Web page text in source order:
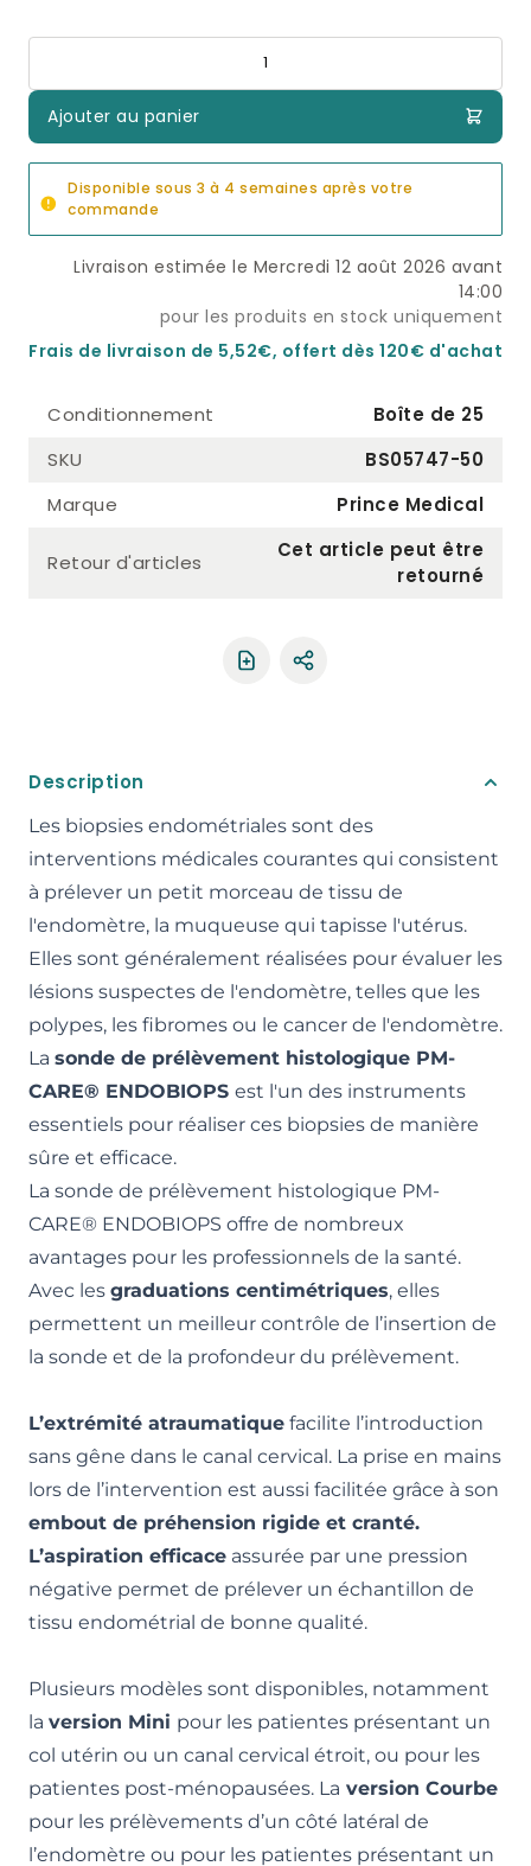
Ajouter au panier
Disponible sous 3 à 4 semaines après votre
commande
Livraison estimée le Mercredi 12 août 2026 avant
14:00
pour les produits en stock uniquement
Frais de livraison de 5,52€, offert dès 120€ d'achat
Conditionnement
Boîte de 25
SKU
BS05747-50
Marque
Prince Medical
Retour d'articles
Cet article peut être
retourné
Partager le produit
Description
Les biopsies endométriales sont des
interventions médicales courantes qui consistent
à prélever un petit morceau de tissu de
l'endomètre, la muqueuse qui tapisse l'utérus.
Elles sont généralement réalisées pour évaluer les
lésions suspectes de l'endomètre, telles que les
polypes, les fibromes ou le cancer de l'endomètre.
La sonde de prélèvement histologique PM-
CARE® ENDOBIOPS est l'un des instruments
essentiels pour réaliser ces biopsies de manière
sûre et efficace.
La sonde de prélèvement histologique PM-
CARE® ENDOBIOPS offre de nombreux
avantages pour les professionnels de la santé.
Avec les graduations centimétriques, elles
permettent un meilleur contrôle de l’insertion de
la sonde et de la profondeur du prélèvement.
L’extrémité atraumatique facilite l’introduction
sans gêne dans le canal cervical. La prise en mains
lors de l’intervention est aussi facilitée grâce à son
embout de préhension rigide et cranté.
L’aspiration efficace assurée par une pression
négative permet de prélever un échantillon de
tissu endométrial de bonne qualité.
Plusieurs modèles sont disponibles, notamment
la version Mini pour les patientes présentant un
col utérin ou un canal cervical étroit, ou pour les
patientes post-ménopausées. La version Courbe
pour les prélèvements d’un côté latéral de
l’endomètre ou pour les patientes présentant un